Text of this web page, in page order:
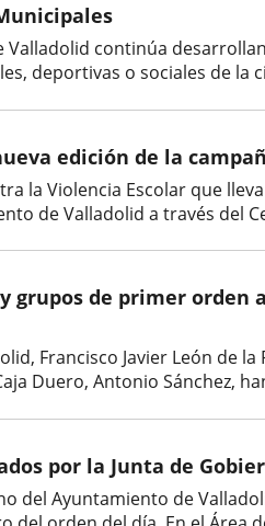
Valladolid continúa
deportivas o sociales de la
edición de la
la Violencia Escolar que
de Valladolid a través del
grupos de primer
Francisco Javier León de
Duero, Antonio Sánchez,
por la Junta de
del Ayuntamiento de